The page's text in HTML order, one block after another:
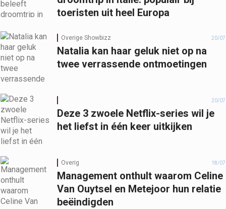
toeristen uit heel Europa
Overige Showbizz 20/07
Natalia kan haar geluk niet op na
twee verrassende ontmoetingen
20/07
Deze 3 zwoele Netflix-series wil je
het liefst in één keer uitkijken
Overig 18/07
Management onthult waarom Celine
Van Ouytsel en Metejoor hun relatie
beëindigden